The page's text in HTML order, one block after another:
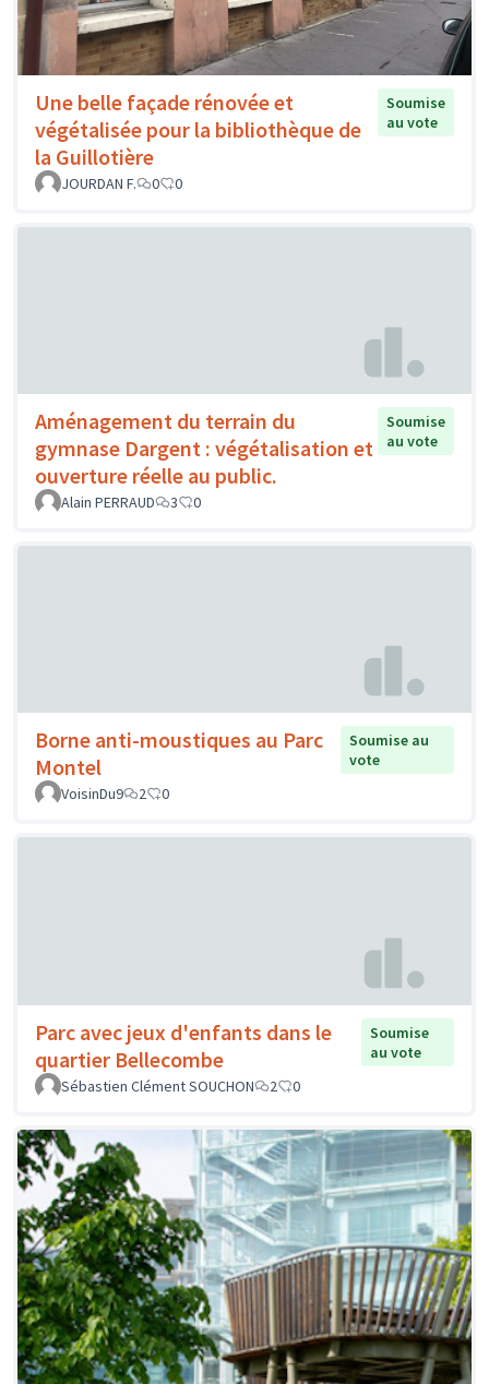
Une belle façade rénovée et
végétalisée pour la bibliothèque de
la Guillotière
Soumise
au vote
JOURDAN F. 0 0
Aménagement du terrain du
gymnase Dargent : végétalisation et
ouverture réelle au public.
Soumise
au vote
Alain PERRAUD 3 0
Borne anti-moustiques au Parc
Montel
Soumise au
vote
VoisinDu9
2 0
Parc avec jeux d'enfants dans le
quartier Bellecombe
Soumise
au vote
Sébastien Clément SOUCHON
2 0